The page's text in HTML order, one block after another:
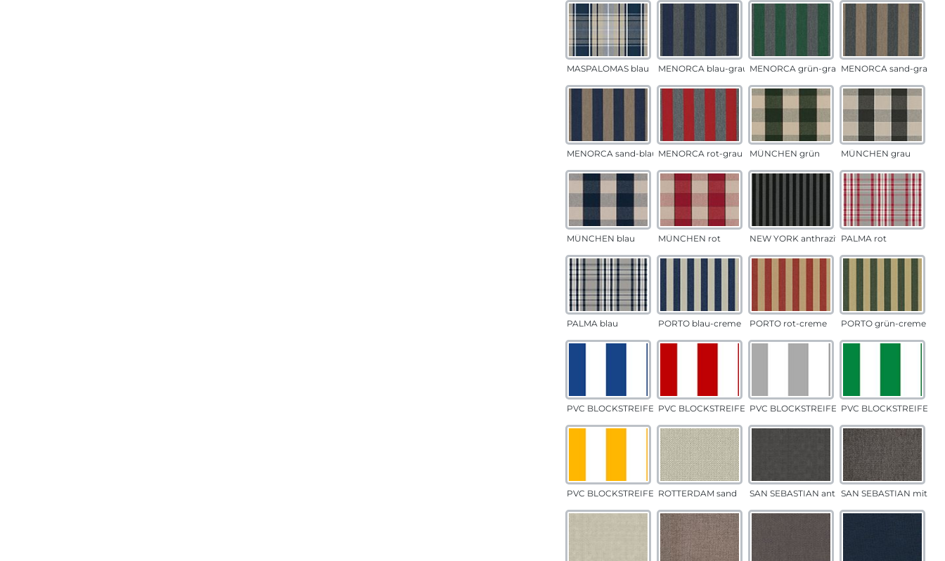
MASPALOMAS blau MENORCA blau-grau MENORCA grün-grau MENORCA sand-grau
MENORCA sand-blau MENORCA rot-grau MÜNCHEN grün MÜNCHEN grau
MÜNCHEN blau MÜNCHEN rot NEW YORK anthrazit PALMA rot
PALMA blau PORTO blau-creme PORTO rot-creme PORTO grün-creme
PVC BLOCKSTREIFEN blauPVC BLOCKSTREIFEN rotPVC BLOCKSTREIFEN grauPVC BLOCKSTREIFEN
PVC BLOCKSTREIFEN gelbROTTERDAM sand SAN SEBASTIAN anthrazitSAN SEBASTIAN